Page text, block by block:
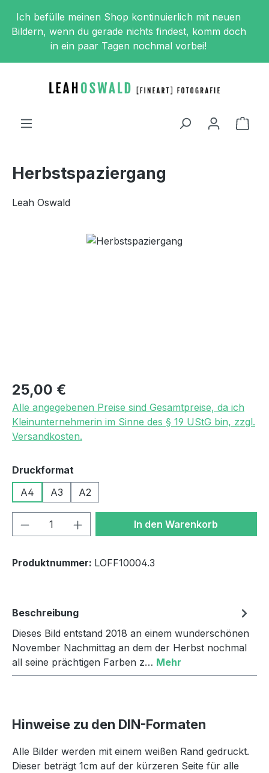
Zum Hauptinhalt springen
Ich befülle meinen Shop kontinuierlich mit neuen
Bildern, wenn du gerade nichts findest, komm doch
in ein paar Tagen nochmal vorbei!
Herbstspaziergang
Leah Oswald
Bildergalerie überspringen
Regulärer Preis:
25,00 €
Alle angegebenen Preise sind Gesamtpreise, da ich
Kleinunternehmerin im Sinne des § 19 UStG bin, zzgl.
Versandkosten.
Druckformat
A4
A3 A2
Produkt Anzahl: Gib denIn den Warenkorb
Produktnummer: LOFF10004.3
Beschreibung
Dieses Bild entstand 2018 an einem wunderschönen
November Nachmittag an dem der Herbst nochmal
all seine prächtigen Farben z… Mehr
Hinweise zu den DIN-Formaten
Alle Bilder werden mit einem weißen Rand gedruckt.
Dieser beträgt 1cm auf der kürzeren Seite für alle